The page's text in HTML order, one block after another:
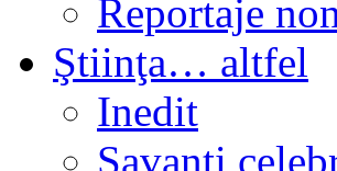
Reportaje
Ştiinţa… altfel
Inedit
Savanți